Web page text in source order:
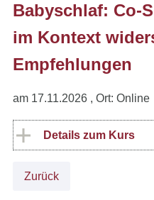
Babyschlaf: Co-
im Kontext
Empfehlungen
am 17.11.2026 , Ort: Online
Details zum Kurs
Zurück